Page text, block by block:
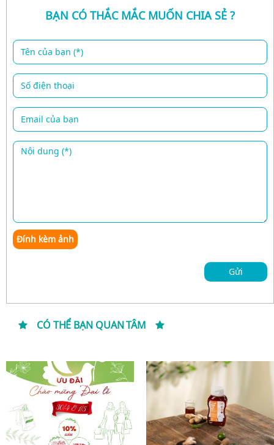
BẠN CÓ THẮC MẮC MUỐN CHIA SẺ ?
Đính kèm ảnh
Gửi
CÓ THỂ BẠN QUAN TÂM